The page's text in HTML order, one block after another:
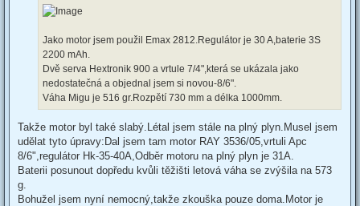
Jako motor jsem použil Emax 2812.Regulátor je 30 A,baterie 3S
2200 mAh.
Dvě serva Hextronik 900 a vrtule 7/4",která se ukázala jako
nedostatečná a objednal jsem si novou-8/6".
Váha Migu je 516 gr.Rozpětí 730 mm a délka 1000mm.
Takže motor byl také slabý.Létal jsem stále na plný plyn.Musel jsem
udělat tyto úpravy:Dal jsem tam motor RAY 3536/05,vrtuli Apc
8/6",regulátor Hk-35-40A,Odběr motoru na plný plyn je 31A.
Baterii posunout dopředu kvůli těžišti letová váha se zvýšila na 573
g.
Bohužel jsem nyní nemocný,takže zkouška pouze doma.Motor je